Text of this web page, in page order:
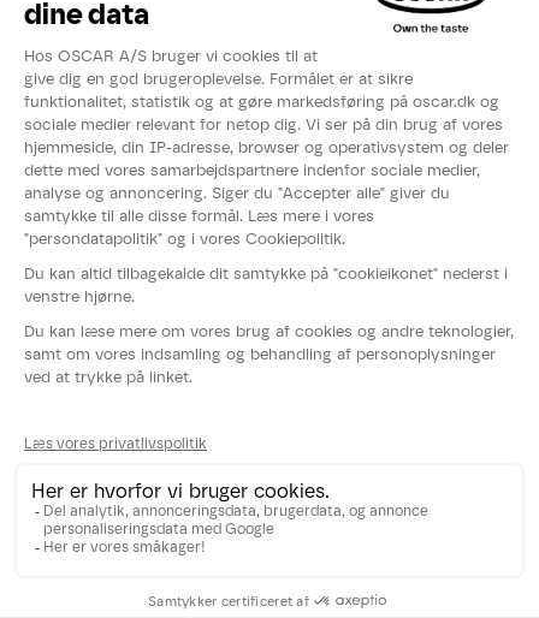
Videoer
Kataloger
Om OSCAR®
Nyheder
Events
Fødevarestyrelsens smiley-rapport
Whistleblowerordning
Persondatapolitik
Cookies